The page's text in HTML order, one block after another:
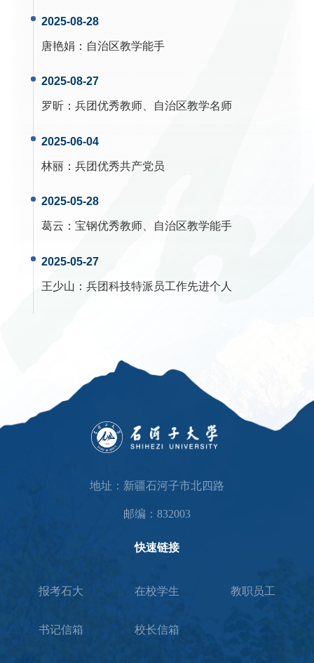
2025-08-28
唐艳娟 ： 自治区教学能手
2025-08-27
罗昕 ：兵团优秀教师、自治区教学名师
2025-06-04
林丽 ：兵团优秀共产党员
2025-05-28
葛云 ：宝钢优秀教师、自治区教学能手
2025-05-27
王少山 ：兵团科技特派员工作先进个人
地址：新疆石河子市北四路
邮编：832003
快速链接
报考石大 在校学生 教职员工
书记信箱 校长信箱